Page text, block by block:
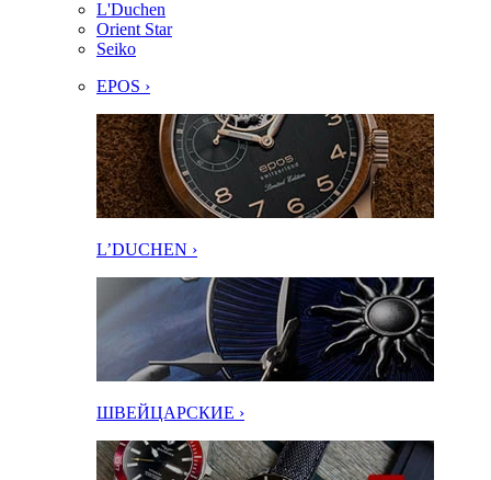
L'Duchen
Orient Star
Seiko
EPOS ›
L’DUCHEN ›
ШВЕЙЦАРСКИЕ ›